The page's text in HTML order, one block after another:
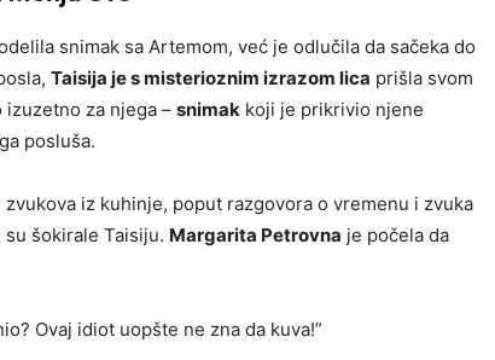
snimak sa Artemom, već je odlučila da sačeka do
Taisija je s misterioznim izrazom lica prišla svom
za njega – snimak koji je prikrivio njene
posluša.
iz kuhinje, poput razgovora o vremenu i zvuka
šokirale Taisiju. Margarita Petrovna je počela da
Ovaj idiot uopšte ne zna da kuva!”